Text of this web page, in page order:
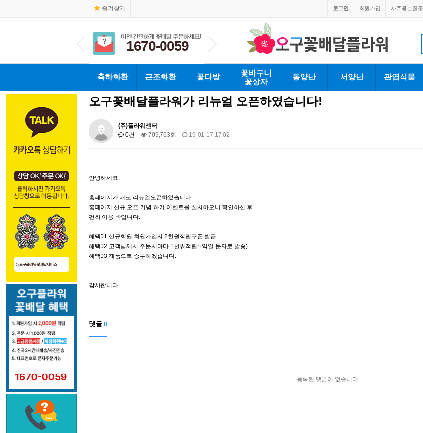
즐겨찾기 자주묻는질문
회원가입
로그인
1670-0059 1670-0059 1670-0059 1670-0059
축하화환 근조화환 꽃다발
꽃바구니
꽃상자
동양난 서양난 관엽식물
@오구플라워꽃배달서비스
오구꽃배달플라워가 리뉴얼 오픈하였습니다!
(주)플라워센터
0건
709,763회 19-01-17 17:02
안녕하세요.
홈페이지가 새로 리뉴얼오픈하였습니다.
홈페이지 신규 오픈 기념 하기 이벤트를 실시하오니 확인하신 후
편히 이용 바랍니다.
혜택01 신규회원 회원가입시 2천원적립쿠폰 발급
혜택02 고객님께서 주문시마다 1천워적립! (익일 문자로 발송)
혜택03 제품으로 승부하겠습니다.
감사합니다.
댓글 0
등록된 댓글이 없습니다.